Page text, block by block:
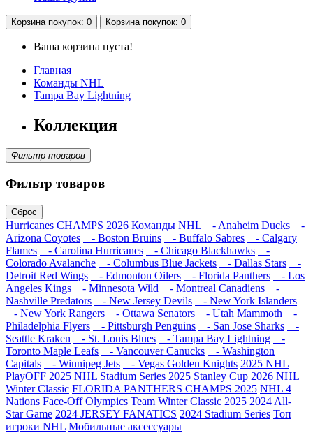
Корзина покупок: 0 Корзина покупок: 0
Ваша корзина пуста!
Главная
Команды NHL
Tampa Bay Lightning
Коллекция
Фильтр товаров
Фильтр товаров
Сброс
Hurricanes CHAMPS 2026 Команды NHL - Anaheim Ducks
-
Arizona Coyotes
- Boston Bruins - Buffalo Sabres
- Calgary
Flames
- Carolina Hurricanes - Chicago Blackhawks
-
Colorado Avalanche
- Columbus Blue Jackets - Dallas Stars
-
Detroit Red Wings
- Edmonton Oilers - Florida Panthers
- Los
Angeles Kings
- Minnesota Wild - Montreal Canadiens
-
Nashville Predators
- New Jersey Devils
- New York Islanders
- New York Rangers
- Ottawa Senators - Utah Mammoth
-
Philadelphia Flyers
- Pittsburgh Penguins - San Jose Sharks
-
Seattle Kraken
- St. Louis Blues - Tampa Bay Lightning
-
Toronto Maple Leafs
- Vancouver Canucks
- Washington
Capitals
- Winnipeg Jets - Vegas Golden Knights 2025 NHL
PlayOFF 2025 NHL Stadium Series 2025 Stanley Cup 2026 NHL
Winter Classic FLORIDA PANTHERS CHAMPS 2025 NHL 4
Nations Face-Off Olympics Team Winter Classic 2025 2024 All-
Star Game 2024 JERSEY FANATICS 2024 Stadium Series Топ
игроки NHL Мобильные аксессуары